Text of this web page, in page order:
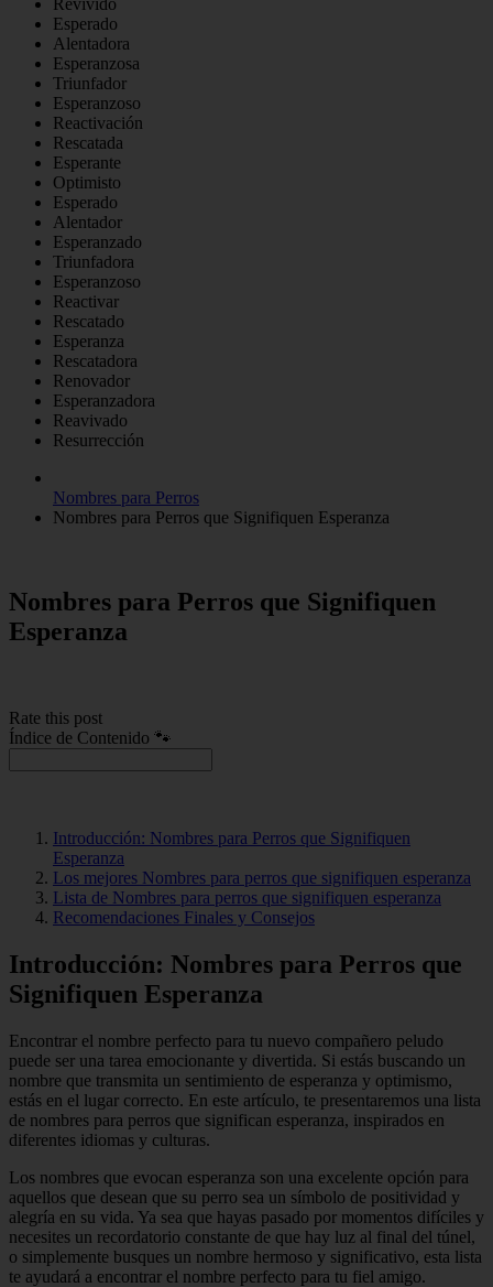
Revivido
Esperado
Alentadora
Esperanzosa
Triunfador
Esperanzoso
Reactivación
Rescatada
Esperante
Optimisto
Esperado
Alentador
Esperanzado
Triunfadora
Esperanzoso
Reactivar
Rescatado
Esperanza
Rescatadora
Renovador
Esperanzadora
Reavivado
Resurrección
Nombres para Perros
Nombres para Perros que Signifiquen Esperanza
Nombres para Perros que Signifiquen
Esperanza
Rate this post
Índice de Contenido 🐾
Introducción: Nombres para Perros que Signifiquen
Esperanza
Los mejores Nombres para perros que signifiquen esperanza
Lista de Nombres para perros que signifiquen esperanza
Recomendaciones Finales y Consejos
Introducción: Nombres para Perros que
Signifiquen Esperanza
Encontrar el nombre perfecto para tu nuevo compañero peludo
puede ser una tarea emocionante y divertida. Si estás buscando un
nombre que transmita un sentimiento de esperanza y optimismo,
estás en el lugar correcto. En este artículo, te presentaremos una lista
de nombres para perros que significan esperanza, inspirados en
diferentes idiomas y culturas.
Los nombres que evocan esperanza son una excelente opción para
aquellos que desean que su perro sea un símbolo de positividad y
alegría en su vida. Ya sea que hayas pasado por momentos difíciles y
necesites un recordatorio constante de que hay luz al final del túnel,
o simplemente busques un nombre hermoso y significativo, esta lista
te ayudará a encontrar el nombre perfecto para tu fiel amigo.